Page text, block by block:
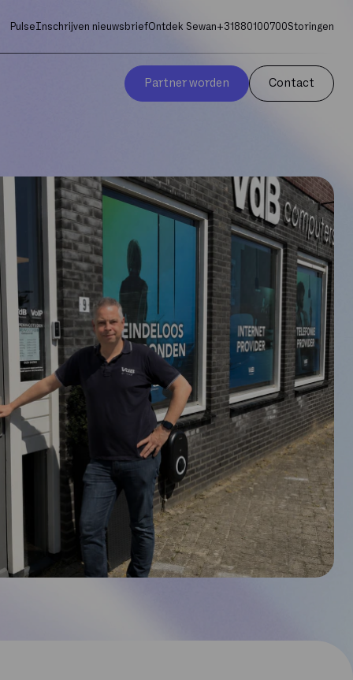
PulseInschrijven nieuwsbriefOntdek Sewan+31880100700Storingen
Partner worden Contact